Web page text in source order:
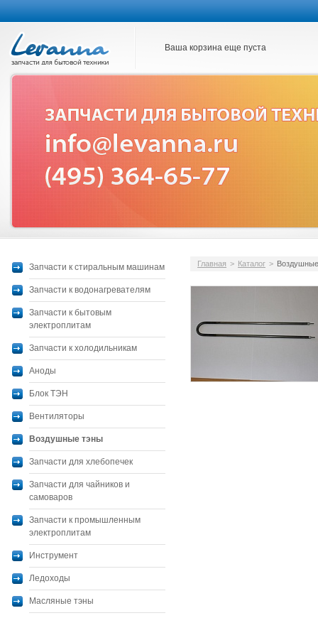
Ваша корзина еще пуста
Запчасти к стиральным машинам
Запчасти к водонагревателям
Запчасти к бытовым
электроплитам
Запчасти к холодильникам
Аноды
Блок ТЭН
Вентиляторы
Воздушные тэны
Запчасти для хлебопечек
Запчасти для чайников и
самоваров
Запчасти к промышленным
электроплитам
Инструмент
Ледоходы
Масляные тэны
Главная > Каталог >